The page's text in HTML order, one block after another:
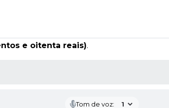
e oitenta reais).
Tom de voz: